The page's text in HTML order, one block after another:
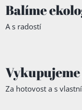
Balíme
A s radostí
Za hotovost a s